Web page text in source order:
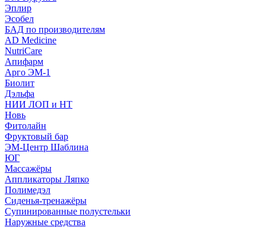
Эплир
Эсобел
БАД по производителям
AD Medicine
NutriCare
Апифарм
Арго ЭМ-1
Биолит
Дэльфа
НИИ ЛОП и НТ
Новь
Фитолайн
Фруктовый бар
ЭМ-Центр Шаблина
ЮГ
Массажёры
Аппликаторы Ляпко
Полимедэл
Сиденья-тренажёры
Супинированные полустельки
Наружные средства